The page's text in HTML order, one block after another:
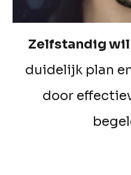
Zelfstandig wil
duidelijk plan
door